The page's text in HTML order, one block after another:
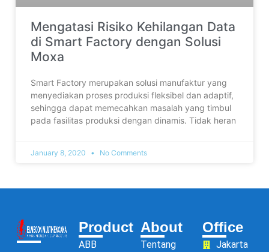
Mengatasi Risiko Kehilangan Data
di Smart Factory dengan Solusi
Moxa
Smart Factory merupakan solusi manufaktur yang
menyediakan proses produksi fleksibel dan adaptif,
sehingga dapat memecahkan masalah yang timbul
pada fasilitas produksi dengan dinamis. Tidak heran
January 8, 2020 No Comments
Product
ABB
About
Tentang
Office
Jakarta